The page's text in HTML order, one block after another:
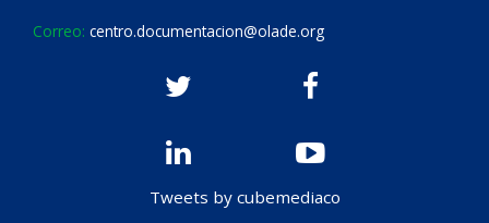
Correo: centro.documentacion@olade.org
Tweets by cubemediaco